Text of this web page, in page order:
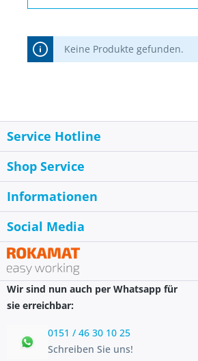
Keine Produkte gefunden.
Service Hotline
Shop Service
Informationen
Social Media
Wir sind nun auch per Whatsapp für
sie erreichbar:
0151 / 46 30 10 25
Schreiben Sie uns!